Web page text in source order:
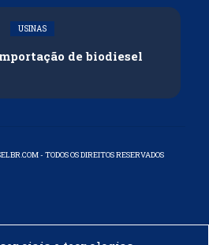
USINAS
de biodiesel
- TODOS OS DIREITOS RESERVADOS